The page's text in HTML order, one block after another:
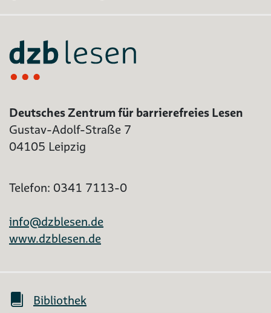
Deutsches Zentrum für barrierefreies Lesen
Gustav-Adolf-Straße 7
04105 Leipzig
Telefon: 0341 7113-0
info@dzblesen.de
www.dzblesen.de
Bibliothek